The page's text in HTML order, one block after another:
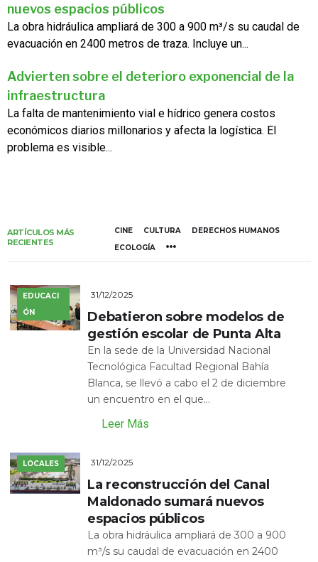
nuevos espacios públicos
La obra hidráulica ampliará de 300 a 900 m³/s su caudal de
evacuación en 2400 metros de traza. Incluye un...
Advierten sobre el deterioro exponencial de la
infraestructura
La falta de mantenimiento vial e hídrico genera costos
económicos diarios millonarios y afecta la logística. El
problema es visible...
ARTÍCULOS MÁS
RECIENTES
CINE CULTURA
DERECHOS HUMANOS
ECOLOGÍA
EDUCACI
ÓN
31/12/2025
Debatieron sobre modelos de
gestión escolar de Punta Alta
En la sede de la Universidad Nacional
Tecnológica Facultad Regional Bahía
Blanca, se llevó a cabo el 2 de diciembre
un encuentro en el que...
Leer Más
LOCALES 31/12/2025
La reconstrucción del Canal
Maldonado sumará nuevos
espacios públicos
La obra hidráulica ampliará de 300 a 900
m³/s su caudal de evacuación en 2400